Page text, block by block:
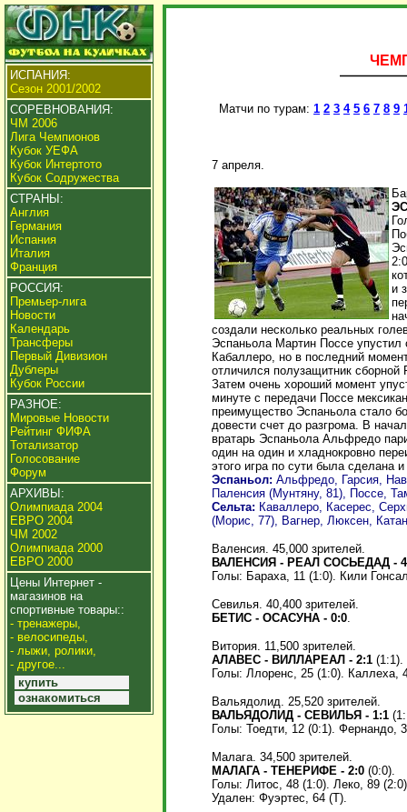
ИСПАНИЯ:
Сезон 2001/2002
СОРЕВНОВАНИЯ:
ЧМ 2006
Лига Чемпионов
Кубок УЕФА
Кубок Интертото
Кубок Содружества
СТРАНЫ:
Англия
Германия
Испания
Италия
Франция
РОССИЯ:
Премьер-лига
Новости
Календарь
Трансферы
Первый Дивизион
Дублеры
Кубок России
РАЗНОЕ:
Мировые Новости
Рейтинг ФИФА
Тотализатор
Голосование
Форум
АРХИВЫ:
Олимпиада 2004
ЕВРО 2004
ЧМ 2002
Олимпиада 2000
ЕВРО 2000
Цены Интернет -
магазинов на
спортивные товары::
- тренажеры,
- велосипеды,
- лыжи, ролики,
- другое...
купить
ознакомиться
Матчи по турам: 1 2 3 4 5 6 7 8 9
7 апреля.
и
создали несколько реальных
Эспаньола Мартин Поссе
Кабаллеро, но в последний
отличился полузащитник
Затем очень хороший момент
минуте с передачи Поссе
преимущество Эспаньола стало
довести счет до разгрома. В
вратарь Эспаньола Альфредо
один на один и хладнокровно
этого игра по сути была сделана
Эспаньол: Альфредо, Гарсия,
Паленсия (Мунтяну, 81), Поссе,
Сельта: Каваллеро, Касерес,
(Морис, 77), Вагнер, Люксен,
Валенсия. 45,000 зрителей.
ВАЛЕНСИЯ - РЕАЛ СОСЬЕДАД -
Голы: Бараха, 11 (1:0). Кили
Севилья. 40,400 зрителей.
БЕТИС - ОСАСУНА - 0:0
Витория. 11,500 зрителей.
АЛАВЕС - ВИЛЛАРЕАЛ - 2:1 (1:1).
Голы: Ллоренс, 25 (1:0). Каллеха,
Вальядолид. 25,520 зрителей.
ВАЛЬЯДОЛИД - СЕВИЛЬЯ - 1:1
Голы: Тоедти, 12 (0:1). Фернандо,
Малага. 34,500 зрителей.
МАЛАГА - ТЕНЕРИФЕ - 2:0 (0:0).
Голы: Литос, 48 (1:0). Леко, 89
Удален: Фуэртес, 64 (Т).